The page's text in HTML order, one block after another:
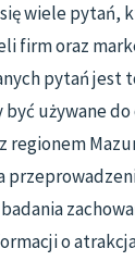
wiele pytań,
firm oraz
pytań jest
używane
regionem
o